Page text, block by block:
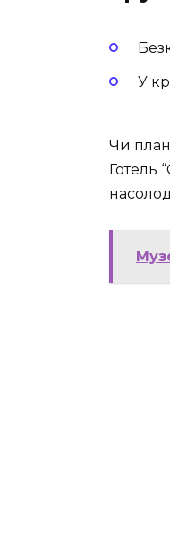
У
Чи
Готель